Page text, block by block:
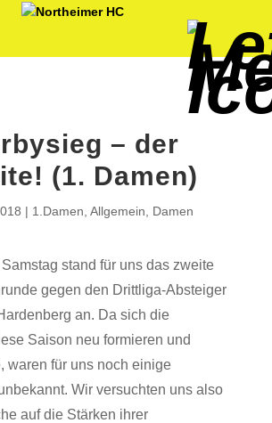
– der
(1. Damen)
1.Damen ,Allgemein Damen
stand für uns das zweite
gegen den Drittliga-Absteiger
an. Da sich die
Saison neu formieren und
waren für uns noch einige
Wir versuchten uns also
auf die Stärken ihrer
Back
1. Herren
2. Herren
Back
Weibliche
Minis &
Back
NHC
Back
Vorstand
Satzung
Back
Back
Download
Back